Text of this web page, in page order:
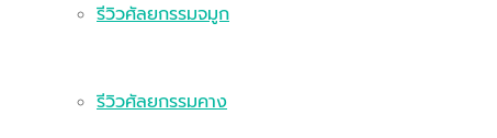
รีวิวศัลยกรรมจมูก
รีวิวศัลยกรรมคาง